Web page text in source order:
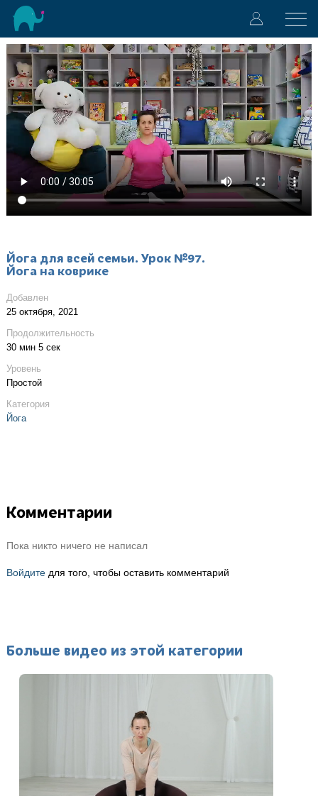
Йога для всей семьи. Урок №97.
Йога на коврике
Добавлен
25 октября, 2021
Продолжительность
30 мин 5 сек
Уровень
Простой
Категория
Йога
Комментарии
Пока никто ничего не написал
Войдитедля того, чтобы оставить комментарий
Больше видео из этой категории